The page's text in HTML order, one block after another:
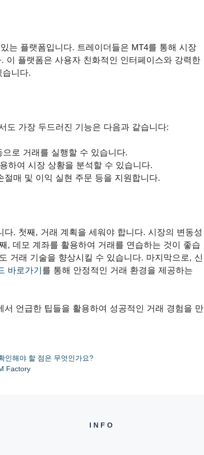
는 플랫폼입니다. 트레이더들은 MT4를 통해 시장
이 플랫폼은 사용자 친화적인 인터페이스와 강력한
습니다.
도 가장 두드러진 기능은 다음과 같습니다:
로 거래를 실행할 수 있습니다.
하여 시장 상황을 분석할 수 있습니다.
절매 및 이익 실현 주문 등을 지원합니다.
. 첫째, 거래 계획을 세워야 합니다. 시장의 변동성
, 데모 계좌를 활용하여 거래를 연습하는 것이 좋습
거래 기술을 향상시킬 수 있습니다. 마지막으로, 신
바로가기 를 통해 안정적인 거래 환경을 제공하는
언급한 팁들을 활용하여 성공적인 거래 경험을 만
인해야 할 점은 무엇인가요?
Factory
INFO